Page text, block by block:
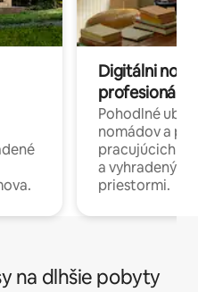
Digitálni
profesionáli
Pohodlné
nomádov a
pracujúcich
a
priestormi.
na dlhšie pobyty